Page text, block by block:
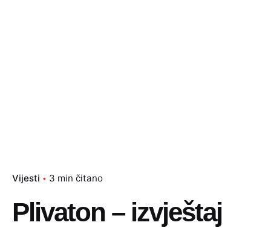
Vijesti 3 min čitano
Plivaton – izvještaj